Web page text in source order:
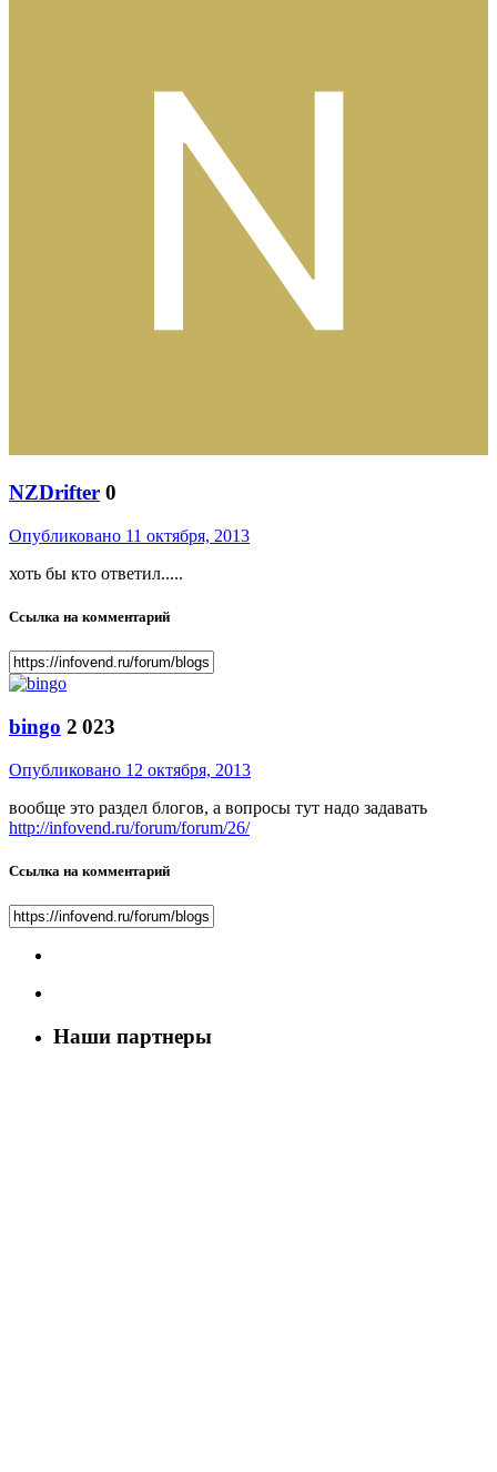
NZDrifter 0
Опубликовано 11 октября, 2013
хоть бы кто ответил.....
Ссылка на комментарий
bingo 2 023
Опубликовано 12 октября, 2013
вообще это раздел блогов, а вопросы тут надо задавать
http://infovend.ru/forum/forum/26/
Ссылка на комментарий
Наши партнеры